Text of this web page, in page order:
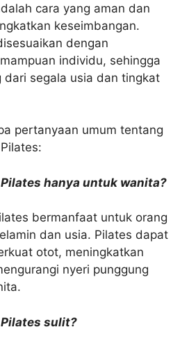
cara yang aman dan
keseimbangan.
dengan
individu, sehingga
dari segala usia dan tingkat
pertanyaan umum tentang
hanya untuk wanita?
bermanfaat untuk orang
dan usia. Pilates dapat
otot, meningkatkan
nyeri punggung
sulit?